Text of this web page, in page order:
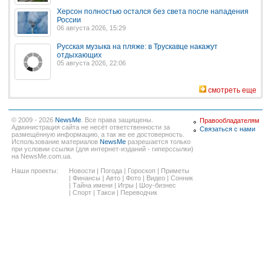
Херсон полностью остался без света после нападения
России
06 августа 2026, 15:29
Русская музыка на пляже: в Трускавце накажут
отдыхающих
05 августа 2026, 22:06
смотреть еще
© 2009 - 2026 NewsMe . Все права защищены.
Администрация сайта не несёт ответственности за
размещённую информацию, а так же ее достоверность.
Использование материалов NewsMe разрешается только
при условии ссылки (для интернет-изданий - гиперссылки)
на NewsMe.com.ua.
Наши проекты:
Новости Погода Гороскоп
Приметы
Финансы Авто Фото Видео
Сонник
Тайна имени Игры
Шоу-бизнес
Спорт Такси Переводчик
Правообладателям
Связаться с нами